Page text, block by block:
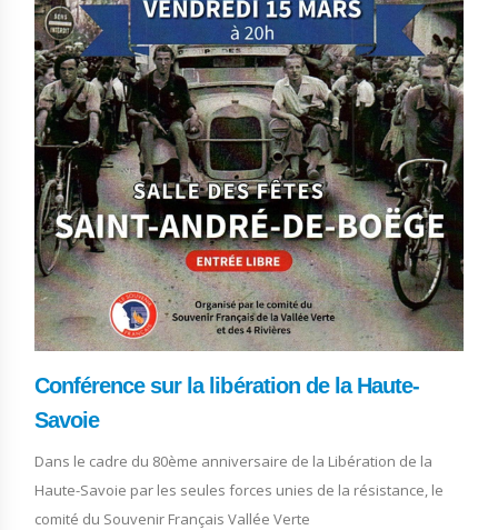
Conférence sur la libération de la Haute-
Savoie
Dans le cadre du 80ème anniversaire de la Libération de la
Haute-Savoie par les seules forces unies de la résistance, le
comité du Souvenir Français Vallée Verte